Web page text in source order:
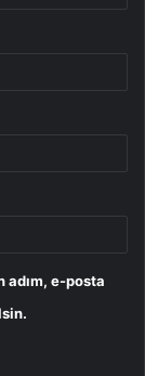
adım, e-posta